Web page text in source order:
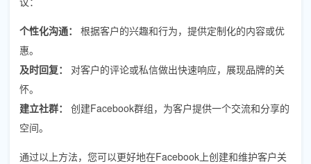
个性化沟通：
根据客户的兴趣和行为，提供定制化的内容或优
惠。
及时回复：
对客户的评论或私信做出快速响应，展现品牌的关
怀。
建立社群：
创建Facebook群组，为客户提供一个交流和分享的
空间。
通过以上方法，您可以更好地在Facebook上创建和维护客户关